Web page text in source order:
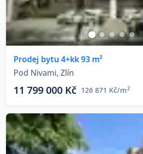
Prodej bytu 4+kk 93 m²
Pod Nivami, Zlín
11 799 000 Kč 126 871 Kč/m2